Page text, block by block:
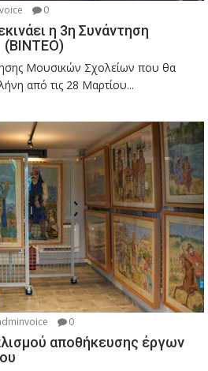
0
η 3η Συνάντηση
(ΒΙΝΤΕΟ)
Μουσικών Σχολείων που θα
από τις 28 Μαρτίου...
0
αποθήκευσης έργων